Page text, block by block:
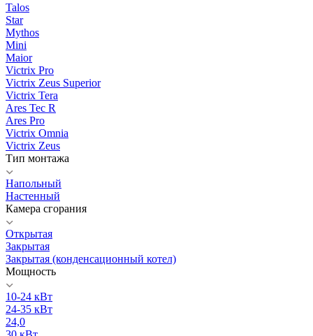
Talos
Star
Mythos
Mini
Maior
Victrix Pro
Victrix Zeus Superior
Victrix Tera
Ares Tec R
Ares Pro
Victrix Omnia
Victrix Zeus
Тип монтажа
Напольный
Настенный
Камера сгорания
Открытая
Закрытая
Закрытая (конденсационный котел)
Мощность
10-24 кВт
24-35 кВт
24,0